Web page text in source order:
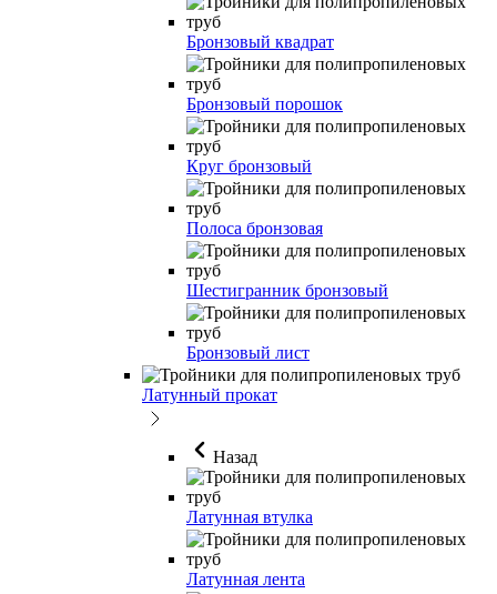
Бронзовый квадрат
Бронзовый порошок
Круг бронзовый
Полоса бронзовая
Шестигранник бронзовый
Бронзовый лист
Латунный прокат
Назад
Латунная втулка
Латунная лента